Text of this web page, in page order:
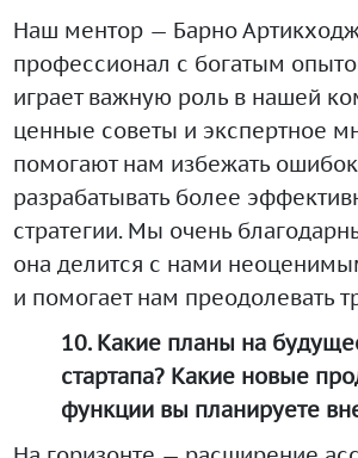
Наш ментор — Барно
профессионал с богатым
играет важную роль в нашей
ценные советы и экспертное
помогают нам избежать
разрабатывать более
стратегии. Мы очень
она делится с нами
и помогает нам преодолевать
10. Какие планы на
стартапа? Какие новые
функции вы планируете